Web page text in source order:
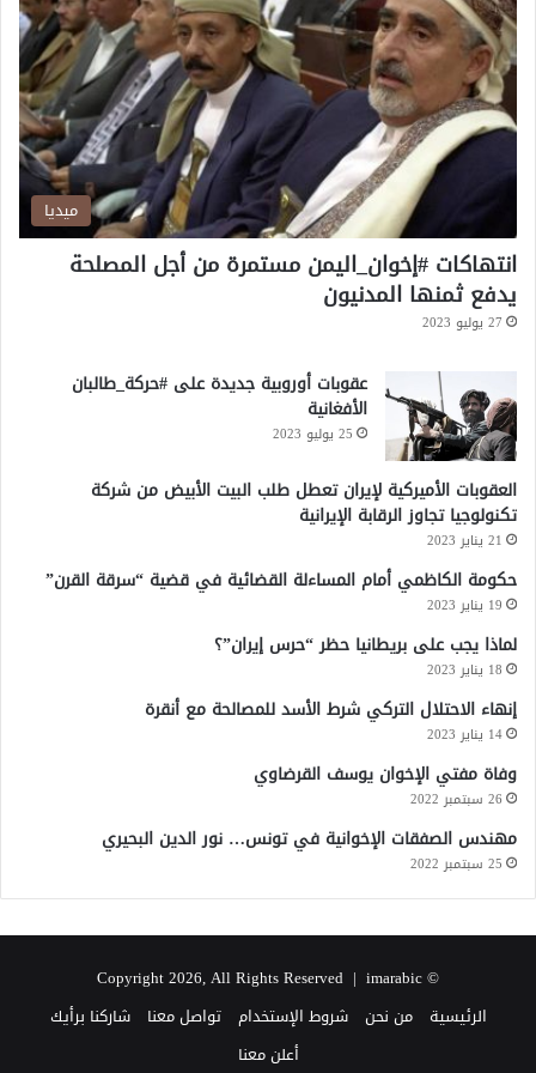
ا
ب
خ
م
ح
ا
ت
ه
ا
»
ي
ص
ح
ا
ا
ل
أ
م
ي
ميديا
انتهاكات #إخوان_اليمن مستمرة من أجل المصلحة
يدفع ثمنها المدنيون
27 يوليو 2023
عقوبات أوروبية جديدة على #حركة_طالبان
الأفغانية
25 يوليو 2023
العقوبات الأميركية لإيران تعطل طلب البيت الأبيض من شركة
تكنولوجيا تجاوز الرقابة الإيرانية
21 يناير 2023
حكومة الكاظمي أمام المساءلة القضائية في قضية “سرقة القرن”
19 يناير 2023
لماذا يجب على بريطانيا حظر “حرس إيران”؟
18 يناير 2023
إنهاء الاحتلال التركي شرط الأسد للمصالحة مع أنقرة
14 يناير 2023
وفاة مفتي الإخوان يوسف القرضاوي
26 سبتمبر 2022
مهندس الصفقات الإخوانية في تونس… نور الدين البحيري
25 سبتمبر 2022
© Copyright 2026, All Rights Reserved |
imarabic
الرئيسية
من نحن شروط الإستخدام تواصل معنا
شاركنا برأيك
أعلن معنا